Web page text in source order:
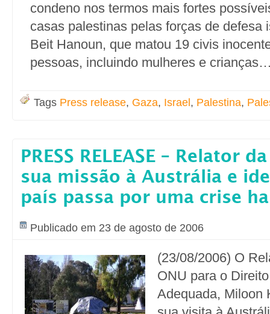
condeno nos termos mais fortes
casas palestinas pelas forças de defesa
Beit Hanoun, que matou 19 civis
pessoas, incluindo mulheres e
Tags Press release, Gaza, Israel , Palestina,
PRESS RELEASE – Relator
sua missão à Austrália e
país passa por uma crise
Publicado em 23 de agosto de 2006
(23/08/2006) O
ONU para o
Adequada, Miloon